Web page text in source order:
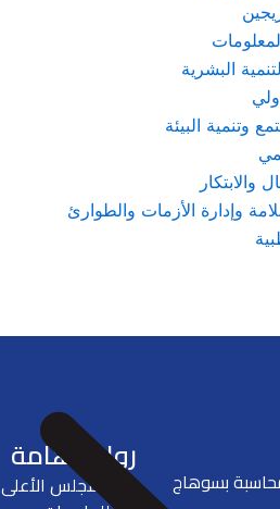
البشرية
وتنمية البيئة
والابتكار
وإدارة الأزمات والطوارئ
بسوهاج
روابط هامة
المجلس الأعلى